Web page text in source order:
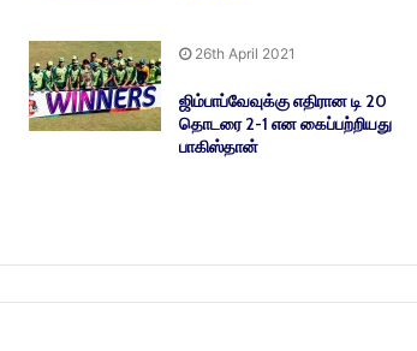
26th April 2021
ஜிம்பாப்வேவுக்கு எதிரான டி 20
தொடரை 2-1 என கைப்பற்றியது
பாகிஸ்தான்